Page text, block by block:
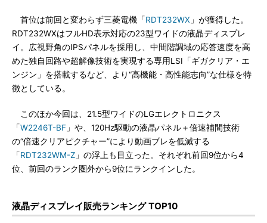
首位は前回と変わらず三菱電機「RDT232WX 」が獲得した。
RDT232WXはフルHD表示対応の23型ワイドの液晶ディスプレ
イ。広視野角のIPSパネルを採用し、中間階調域の応答速度を高
めた独自回路や超解像技術を実現する専用LSI「ギガクリア・エ
ンジン」を搭載するなど、より“高機能・高性能志向”な仕様を特
徴としている。
このほか今回は、21.5型ワイドのLGエレクトロニクス
「W2246T-BF 」や、120Hz駆動の液晶パネル＋倍速補間技術
の“倍速クリアピクチャー”により動画ブレを低減する
「RDT232WM-Z 」の浮上も目立った。それぞれ前回9位から4
位、前回のランク圏外から9位にランクインした。
液晶ディスプレイ販売ランキング TOP10